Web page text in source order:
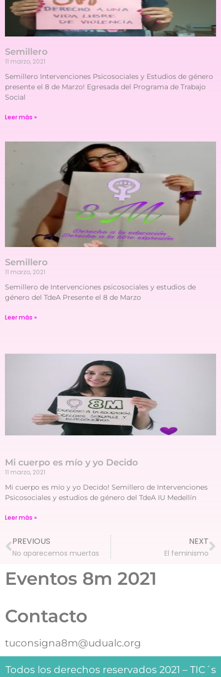
Semillero
11 marzo, 2021
Semillero Intervenciones Psicosociales y Estudios de género
presente el 8 de Marzo! Egresada del Programa de Trabajo
Social
Leer más »
Semillero
11 marzo, 2021
Semillero de Intervenciones psicosociales y estudios de
género del TdeA Presente el 8 de Marzo
Leer más »
Mi cuerpo es mío y yo Decido
11 marzo, 2021
Mi cuerpo es mío y yo Decido! Semillero de Intervenciones
Psicosociales y estudios de género del TdeA IU Medellín
Leer más »
PREVIOUS
No aparecemos muertas
NEXT
El feminismo
Eventos 8m 2021
Contacto
tuconsigna8m@udualc.org
Todos los derechos reservados 2021 – TIC´s